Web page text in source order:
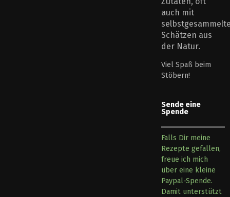
auch mit
Schätzen aus
der Natur.
Viel Spaß beim
Stöbern!
Sende eine
Spende
Falls Dir meine
Rezepte gefallen,
freue ich mich
über eine kleine
Paypal-Spende.
Damit unterstützt